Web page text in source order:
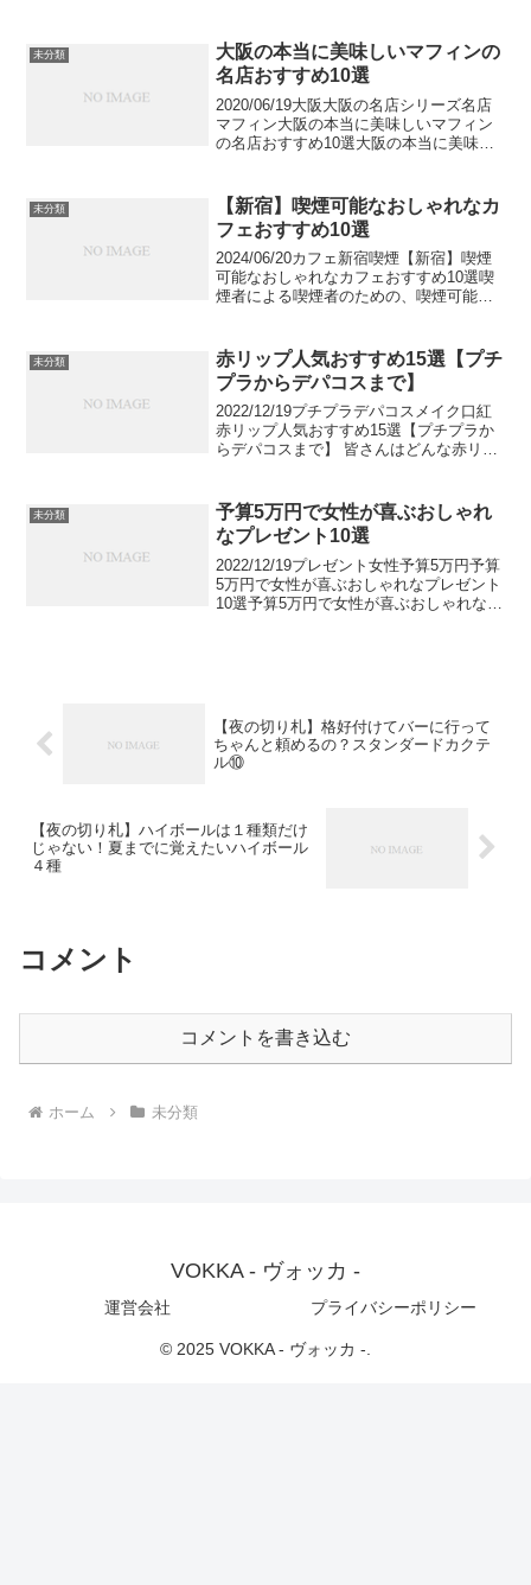
レンジが可能です。せっかくならカップ
焼きそば...
未分類
大阪の本当に美味しいマフィンの
名店おすすめ10選
2020/06/19大阪大阪の名店シリーズ名店
マフィン大阪の本当に美味しいマフィン
の名店おすすめ10選大阪の本当に美味し
も奥深く、人気の高い焼き菓子です。マ
フィンの専門...
未分類
【新宿】喫煙可能なおしゃれなカ
フェおすすめ10選
2024/06/20カフェ新宿喫煙【新宿】喫煙
可能なおしゃれなカフェおすすめ10選喫
煙者による喫煙者のための、喫煙可能な
至福のひと時に、「全席禁煙です」なん
て水を差す...
未分類
赤リップ人気おすすめ15選【プチ
プラからデパコスまで】
2022/12/19プチプラデパコスメイク口紅
赤リップ人気おすすめ15選【プチプラか
らデパコスまで】 皆さんはどんな赤リッ
是非取り入れたいアイテムのひとつです
よね。今回...
未分類
予算5万円で女性が喜ぶおしゃれ
なプレゼント10選
2022/12/19プレゼント女性予算5万円予算
5万円で女性が喜ぶおしゃれなプレゼント
10選予算5万円で女性が喜ぶおしゃれなプ
【夜の切り札】格好付けてバーに行って
ちゃんと頼めるの？スタンダードカクテ
ル⑩
【夜の切り札】ハイボールは１種類だけ
じゃない！夏までに覚えたいハイボール
４種
コメント
コメントを書き込む
ホーム 未分類
VOKKA - ヴォッカ -
運営会社 プライバシーポリシー
© 2025 VOKKA - ヴォッカ -.